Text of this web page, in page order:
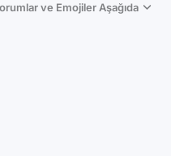
ve Emojiler Aşağıda